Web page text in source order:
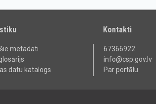
metadati
datu katalogs
Kontakti
67366922
info@csp.gov.lv
Par portālu